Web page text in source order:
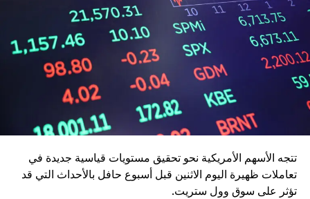
تتجه الأسهم الأمريكية نحو تحقيق مستويات قياسية جديدة في
تعاملات ظهيرة اليوم الاثنين قبل أسبوع حافل بالأحداث التي قد
تؤثر على سوق وول ستريت.